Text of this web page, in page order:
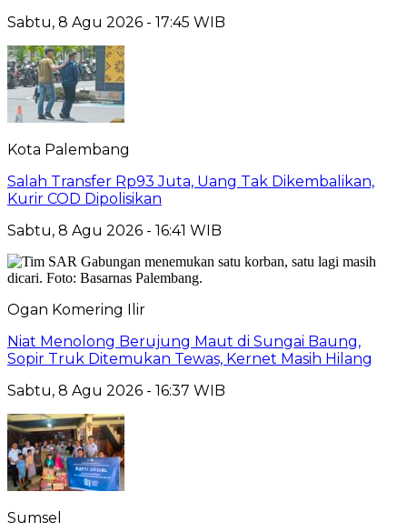
Sabtu, 8 Agu 2026 - 17:45 WIB
Kota Palembang
Salah Transfer Rp93 Juta, Uang Tak Dikembalikan,
Kurir COD Dipolisikan
Sabtu, 8 Agu 2026 - 16:41 WIB
Ogan Komering Ilir
Niat Menolong Berujung Maut di Sungai Baung,
Sopir Truk Ditemukan Tewas, Kernet Masih Hilang
Sabtu, 8 Agu 2026 - 16:37 WIB
Sumsel